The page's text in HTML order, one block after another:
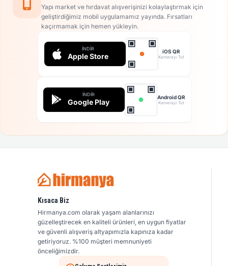
Yapı market ve hırdavat alışverişinizi kolaylaştırmak için
geliştirdiğimiz mobil uygulamamız yayında. Fırsatları
kaçırmamak için hemen yükleyin.
İNDIR
Apple Store
iOS QR
Kamerayı Tut
İNDIR
Google Play
Android QR
Kamerayı Tut
Kısaca Biz
Hirmanya.com olarak yaşam alanlarınızı
güzelleştirecek en kaliteli ürünleri, en uygun fiyatlar
ve güvenli alışveriş altyapımızla kapınıza kadar
getiriyoruz. %100 müşteri memnuniyeti
önceliğimizdir.